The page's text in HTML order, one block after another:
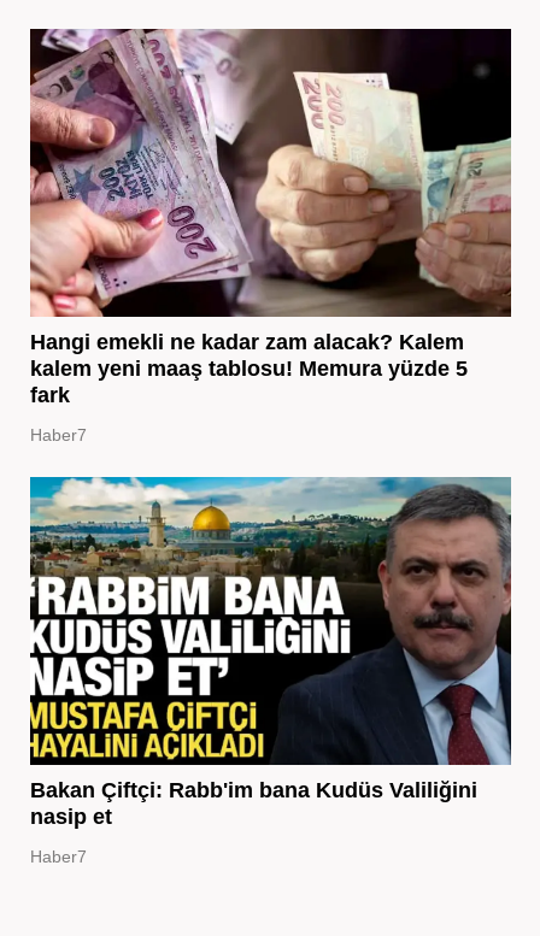
Hangi emekli ne kadar zam alacak? Kalem
kalem yeni maaş tablosu! Memura yüzde 5
fark
Haber7
Bakan Çiftçi: Rabb'im bana Kudüs Valiliğini
nasip et
Haber7